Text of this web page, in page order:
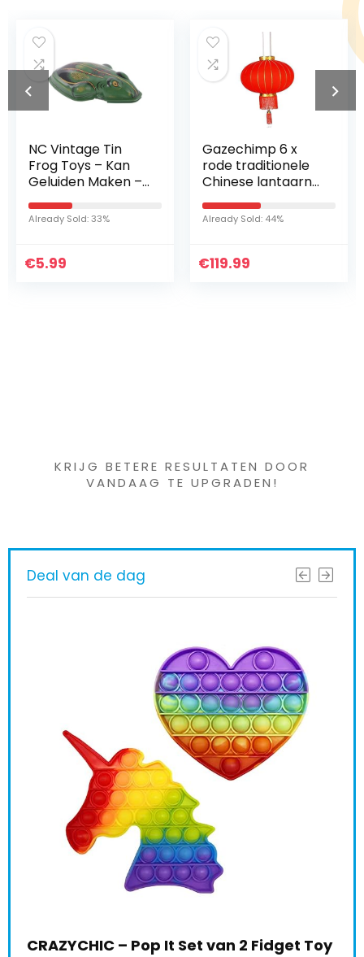
NC Vintage Tin
Frog Toys – Kan
Geluiden Maken –
voor Home
Collection Display
Kids Gifts
Already Sold: 33%
€5.99
Gazechimp 6 x
rode traditionele
Chinese lantaarns
voor festival
bruiloft hangende
lantaarns L
Already Sold: 44%
€119.99
KRIJG BETERE RESULTATEN DOOR
VANDAAG TE UPGRADEN!
Deal van de dag
CRAZYCHIC – Pop It Set van 2 Fidget Toy